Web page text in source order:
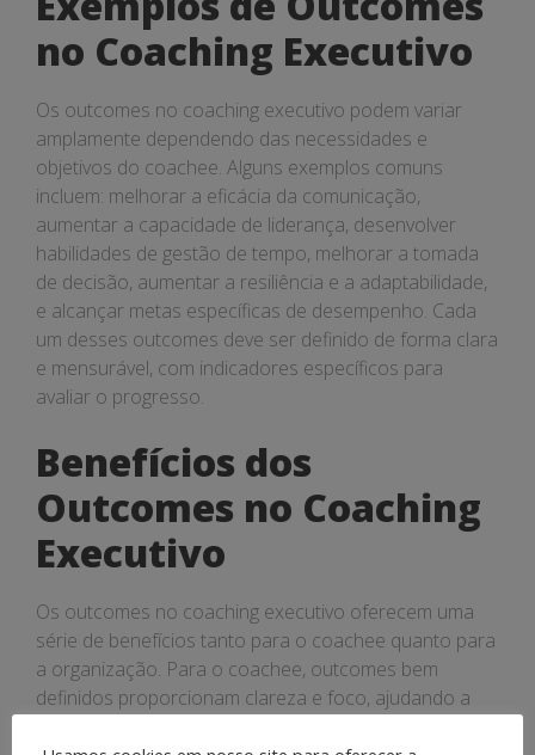
no Coaching Executivo
Os outcomes no coaching executivo podem variar
amplamente dependendo das necessidades e
objetivos do coachee. Alguns exemplos comuns
incluem: melhorar a eficácia da comunicação,
aumentar a capacidade de liderança, desenvolver
habilidades de gestão de tempo, melhorar a tomada
de decisão, aumentar a resiliência e a adaptabilidade,
e alcançar metas específicas de desempenho. Cada
um desses outcomes deve ser definido de forma clara
e mensurável, com indicadores específicos para
avaliar o progresso.
Benefícios dos
Outcomes no Coaching
Executivo
Os outcomes no coaching executivo oferecem uma
série de benefícios tanto para o coachee quanto para
a organização. Para o coachee, outcomes bem
definidos proporcionam clareza e foco, ajudando a